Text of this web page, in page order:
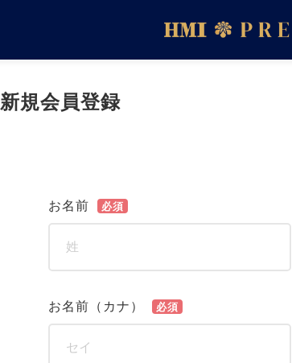
新規会員登録
お名前 必須
お名前（カナ） 必須